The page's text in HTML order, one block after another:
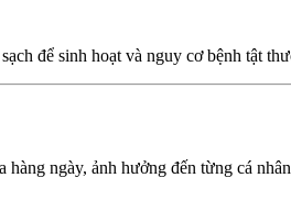
để sinh hoạt và nguy cơ bệnh tật
ngày, ảnh hưởng đến từng cá